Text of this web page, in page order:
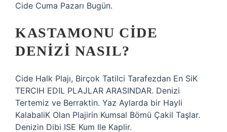
Cide Cuma Pazarı Bugün.
KASTAMONU CIDE
DENIZI NASIL?
Cide Halk Plajı, Birçok Tatilci Tarafezdan En SiK
TERCIH EDIL PLAJLAR ARASINDAR. Denizi
Tertemiz ve Berraktin. Yaz Aylarda bir Hayli
KalabaliK Olan Plajirin Kumsal Bömü Çakil Taşlar.
Denizin Dibi ISE Kum Ile Kaplir.